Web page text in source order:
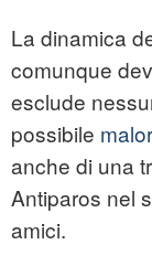
La dinamica
comunque
esclude
possibile
anche di una
Antiparos nel
amici.